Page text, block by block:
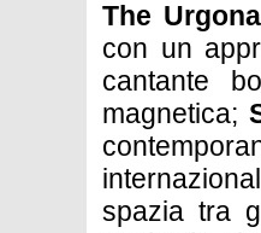
The
con un
cantante
magnetica;
spazia tra